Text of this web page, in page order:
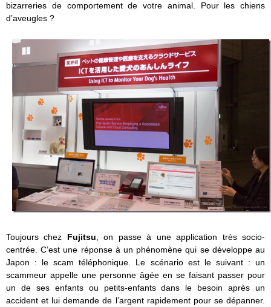
bizarreries de comportement de votre animal. Pour les chiens
d’aveugles ?
Toujours chez Fujitsu , on passe à une application très socio-
centrée. C’est une réponse à un phénomène qui se développe au
Japon : le scam téléphonique. Le scénario est le suivant : un
scammeur appelle une personne âgée en se faisant passer pour
un de ses enfants ou petits-enfants dans le besoin après un
accident et lui demande de l’argent rapidement pour se dépanner.